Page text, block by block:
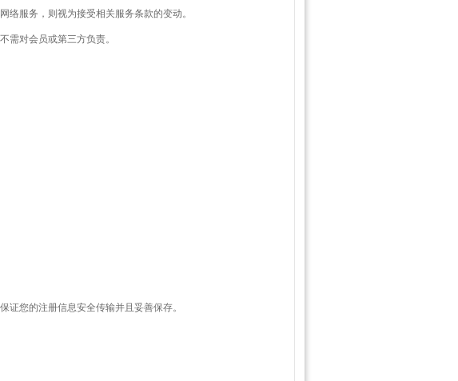
络服务，则视为接受相关服务条款的变动。
需对会员或第三方负责。
证您的注册信息安全传输并且妥善保存。